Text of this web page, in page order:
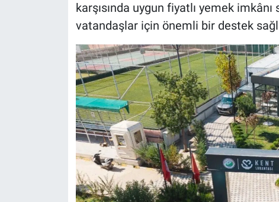
karşısında uygun fiyatlı yemek
vatandaşlar için önemli bir destek